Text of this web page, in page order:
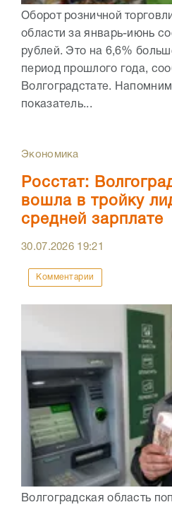
Оборот розничной
области за январь-июнь
рублей. Это на 6,6%
период прошлого года,
Волгоградстате.
показатель...
Экономика
Росстат:
вошла в тройку
средней зарплате
30.07.2026 19:21
Комментарии
Волгоградская область